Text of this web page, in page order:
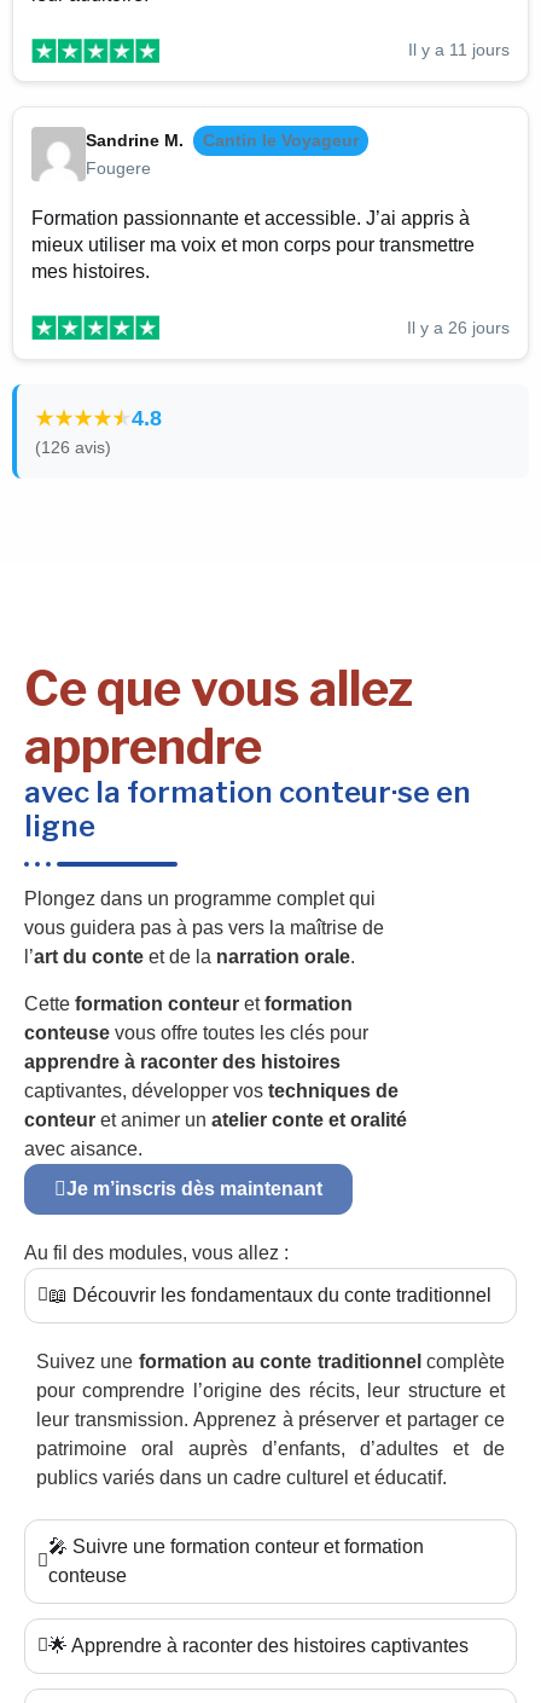
Il y a 11 jours
Sandrine M.
Cantin le Voyageur
Fougere
Formation passionnante et accessible. J’ai appris à
mieux utiliser ma voix et mon corps pour transmettre
mes histoires.
Il y a 26 jours
4.8
(126 avis)
Ce que vous allez
apprendre
avec la formation conteur·se en
ligne
Plongez dans un programme complet qui
vous guidera pas à pas vers la maîtrise de
l’art du conte et de la narration orale.
Cette formation conteur etformation
conteuse vous offre toutes les clés pour
apprendre à raconter des histoires
captivantes, développer vos techniques de
conteur et animer un atelier conte et oralité
avec aisance.
Je m’inscris dès maintenant
Au fil des modules, vous allez :
📖 Découvrir les fondamentaux du conte traditionnel
Suivez une formation au conte traditionnel complète
pour comprendre l’origine des récits, leur structure et
leur transmission. Apprenez à préserver et partager ce
patrimoine oral auprès d’enfants, d’adultes et de
publics variés dans un cadre culturel et éducatif.
🎤 Suivre une formation conteur et formation
conteuse
🌟 Apprendre à raconter des histoires captivantes